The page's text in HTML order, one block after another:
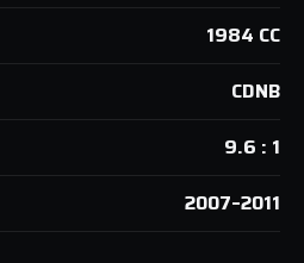
1984 CC
CDNB
9.6 : 1
2007–2011